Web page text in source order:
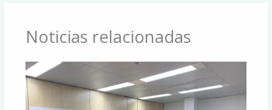
Noticias relacionadas